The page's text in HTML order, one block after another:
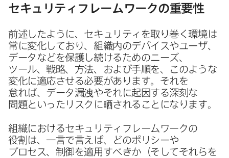
セキュリティフレームワークの​重要性
前述したように、​セキュリティを​取り巻く​環境は​
常に​変化しており、​組織内の​デバイスや​ユーザ、​
データなどを​保護し続ける​ための​ニーズ、​
ツール、​戦略、​方法、​および​手順を、​このような​
変化に​適応させる​必要が​あります。​それを​
怠れば、​データ漏洩や​それに​起因する​深刻な​
問題と​いった​リスクに​晒される​ことになります。
組織に​おける​セキュリティフレームワークの​
役割は、​一言で​言えば、​どの​ポリシーや​
プロセス、​制御を​適用すべきか​（そして​それらを​